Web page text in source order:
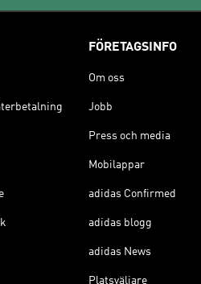
FÖRETAGSINFO
Om oss
Jobb
Press och media
Mobilappar
adidas Confirmed
adidas blogg
adidas News
Platsväljare